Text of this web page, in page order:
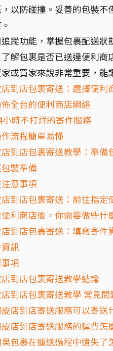
以防碰撞。妥善的包裝
蹤功能，掌握包裹配送
解包裹是否已送達便利
或買家來說非常重要，能
到店包裹寄送：選擇便利
佈全台的便利商店網絡
小時不打烊的寄件服務
流程簡單易懂
到店包裹寄送教學：準備
裝準備
意事項
到店包裹寄送：前往指定
利商店後，你需要做些什
到店包裹寄送：填寫寄件
訊
項
到店包裹寄送教學結論
到店包裹寄送教學 常見問
皮店到店寄送服務可以寄送
皮店到店寄送服務的運費怎
果包裹在運送過程中遺失了